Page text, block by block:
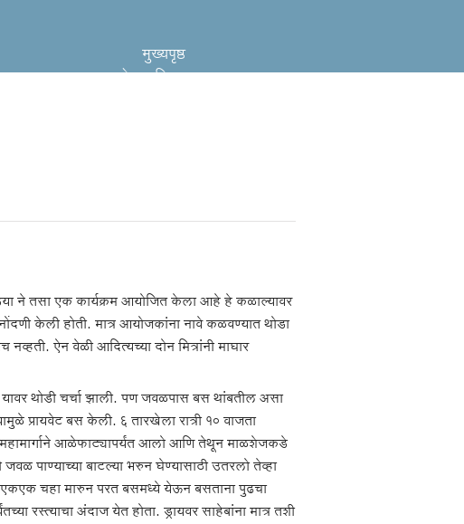
मुख्यपृष्ठ
लेखमालिका
ने तसा एक कार्यक्रम आयोजित केला आहे हे कळाल्यावर
केली होती. मात्र आयोजकांना नावे कळवण्यात थोडा
ऐन वेळी आदित्यच्या दोन मित्रांनी माघार
यावर थोडी चर्चा झाली. पण जवळपास बस थांबतील असा
प्रायवेट बस केली. ६ तारखेला रात्री १० वाजता
आळेफाट्यापर्यंत आलो आणि तेथून माळशेजकडे
पाण्याच्या बाटल्या भरुन घेण्यासाठी उतरलो तेव्हा
चहा मारुन परत बसमध्ये येऊन बसताना पुढचा
रस्त्याचा अंदाज येत होता. ड्रायवर साहेबांना मात्र तशी